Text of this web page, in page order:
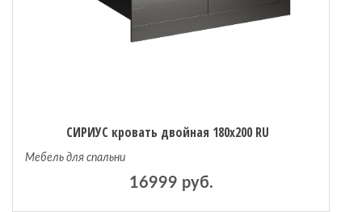
СИРИУС кровать двойная 180х200 RU
Мебель для спальни
16999 руб.